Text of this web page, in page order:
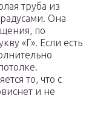
труба из
Она
по
«Г». Если есть
то, что с
и не